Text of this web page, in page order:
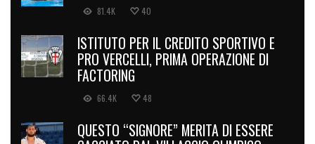
81.4K 40
ISTITUTO PER IL CREDITO SPORTIVO E
PRO VERCELLI, PRIMA OPERAZIONE DI
FACTORING
66.4K 48
QUESTO “SIGNORE” MERITA DI ESSERE